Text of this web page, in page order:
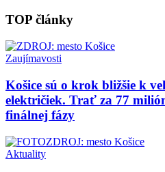
TOP články
Zaujímavosti
Košice sú o krok bližšie k
električiek. Trať za 77
finálnej fázy
Aktuality